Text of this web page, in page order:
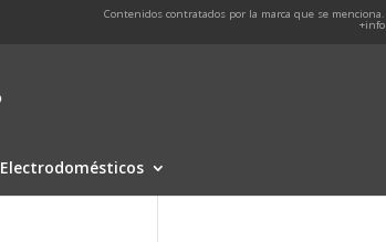
Contenidos contratados por la marca que se menciona.
+info
Electrodomésticos